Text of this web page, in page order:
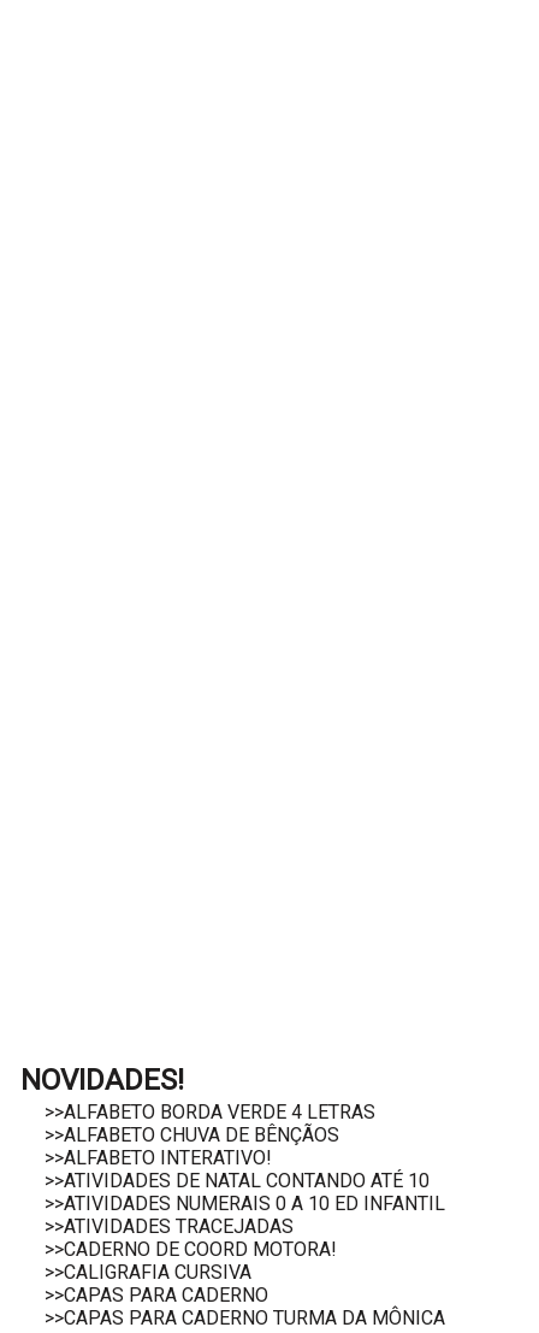
NOVIDADES!
>>ALFABETO BORDA VERDE 4 LETRAS
>>ALFABETO CHUVA DE BÊNÇÃOS
>>ALFABETO INTERATIVO!
>>ATIVIDADES DE NATAL CONTANDO ATÉ 10
>>ATIVIDADES NUMERAIS 0 A 10 ED INFANTIL
>>ATIVIDADES TRACEJADAS
>>CADERNO DE COORD MOTORA!
>>CALIGRAFIA CURSIVA
>>CAPAS PARA CADERNO
>>CAPAS PARA CADERNO TURMA DA MÔNICA